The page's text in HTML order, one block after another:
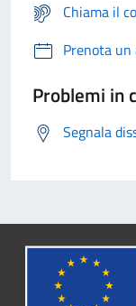
Chiama il
Prenota
Problemi in
Segnala